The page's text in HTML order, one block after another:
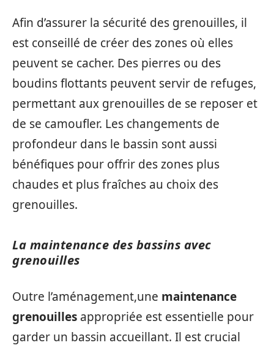
Afin d’assurer la sécurité des grenouilles, il
est conseillé de créer des zones où elles
peuvent se cacher. Des pierres ou des
boudins flottants peuvent servir de refuges,
permettant aux grenouilles de se reposer et
de se camoufler. Les changements de
profondeur dans le bassin sont aussi
bénéfiques pour offrir des zones plus
chaudes et plus fraîches au choix des
grenouilles.
La maintenance des bassins avec
grenouilles
Outre l’aménagement,une maintenance
grenouilles appropriée est essentielle pour
garder un bassin accueillant. Il est crucial